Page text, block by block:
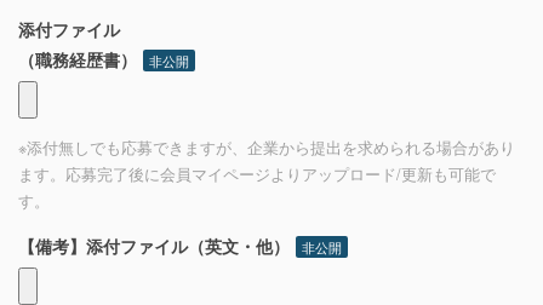
添付ファイル
（職務経歴書）
非公開
※添付無しでも応募できますが、企業から提出を求められる場合があり
ます。応募完了後に会員マイページよりアップロード/更新も可能で
す。
【備考】添付ファイル（英文・他） 非公開